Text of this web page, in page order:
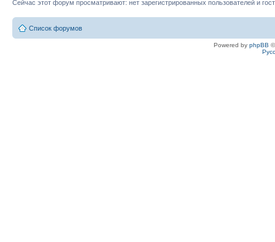
Сейчас этот форум просматривают: нет зарегистрированных пользователей и
Список форумов
Powered by phpBB